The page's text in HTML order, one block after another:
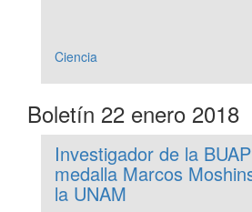
Ciencia
Boletín 22 enero 2018
Investigador de la
medalla Marcos
la UNAM